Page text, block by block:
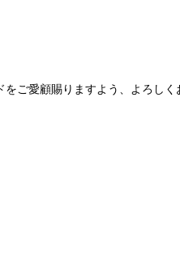
ご愛顧賜りますよう、よろしく